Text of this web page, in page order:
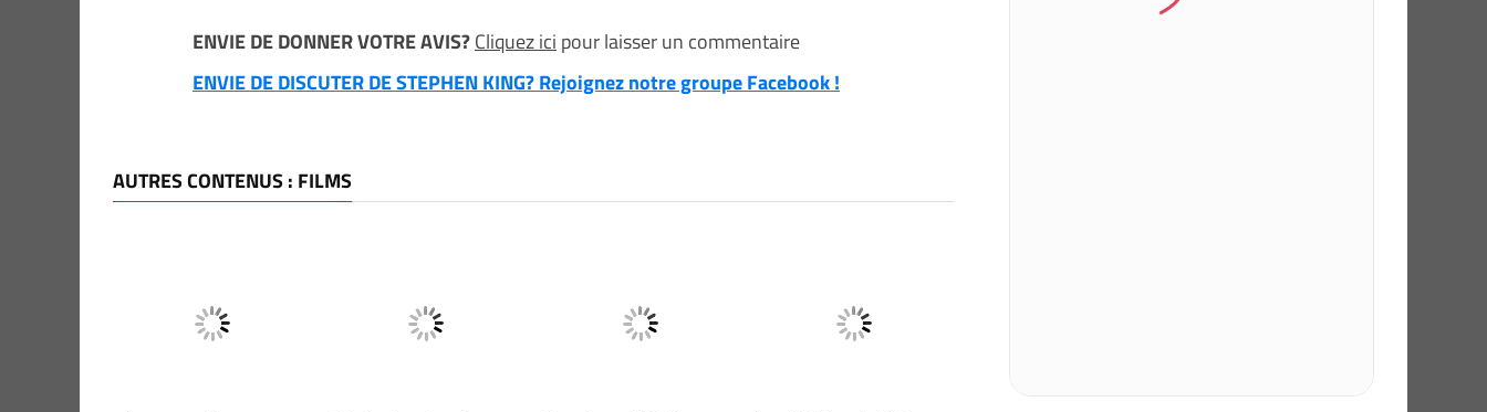
ENVIE DE DONNER VOTRE AVIS?Cliquez ici pour laisser un commentaire
ENVIE DE DISCUTER DE STEPHEN KING? Rejoignez notre groupe Facebook !
AUTRES CONTENUS : FILMS